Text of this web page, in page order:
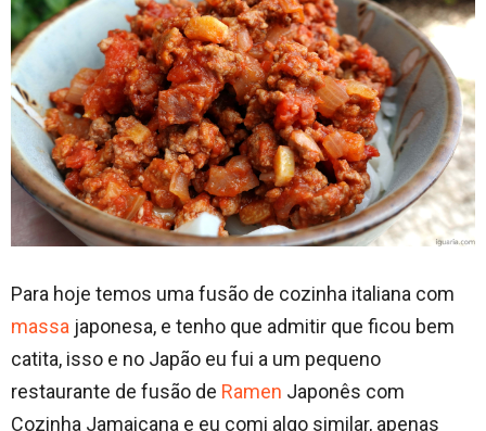
Para hoje temos uma fusão de cozinha italiana com
massa japonesa, e tenho que admitir que ficou bem
catita, isso e no Japão eu fui a um pequeno
restaurante de fusão de Ramen Japonês com
Cozinha Jamaicana e eu comi algo similar, apenas